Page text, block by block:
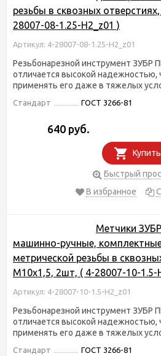
резьбы в сквозных
28007-08-1.25-H2_z01 )
Артикул: 4-28007-08-1.25-H2_z01
Резьбонарезной инструмент
отличается высокой надежностью,
применять его даже в тяжелых
Стандарт ГОСТ 3266-81
640 руб.
Купить
Быстрый
В избранное
Метчики
машинно-ручные,
метрической резьбы в
М10х1,5, 2шт, ( 4-28007-10-1.5-
Артикул: 4-28007-10-1.5-H2_z01
Резьбонарезной инструмент
отличается высокой надежностью,
применять его даже в тяжелых
Стандарт ГОСТ 3266-81